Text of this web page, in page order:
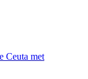
Ceuta met